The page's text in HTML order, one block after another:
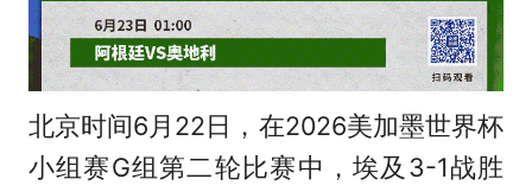
北京时间6月22日，在2026美加墨世界杯
小组赛G组第二轮比赛中，埃及3-1战胜